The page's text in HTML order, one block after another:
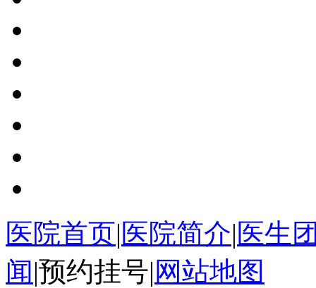
医院首页|医院简介|医生
闻|预约挂号| 网站地图